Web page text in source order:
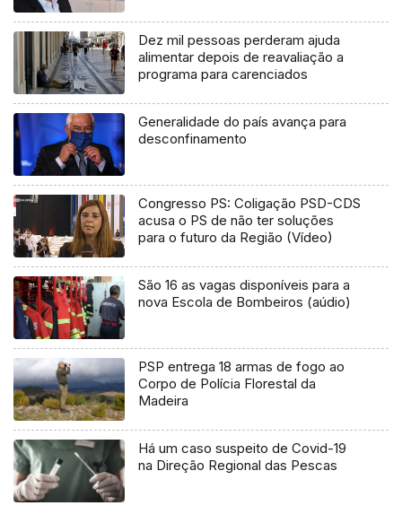
Dez mil pessoas perderam ajuda
alimentar depois de reavaliação a
programa para carenciados
Generalidade do país avança para
desconfinamento
Congresso PS: Coligação PSD-CDS
acusa o PS de não ter soluções
para o futuro da Região (Vídeo)
São 16 as vagas disponíveis para a
nova Escola de Bombeiros (aúdio)
PSP entrega 18 armas de fogo ao
Corpo de Polícia Florestal da
Madeira
Há um caso suspeito de Covid-19
na Direção Regional das Pescas